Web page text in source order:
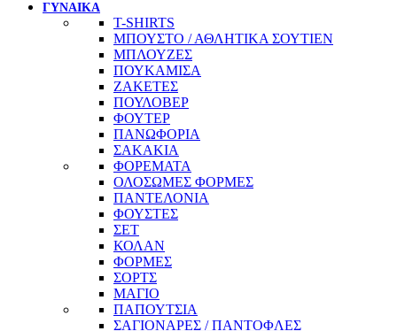
ΓΥΝΑΙΚΑ
T-SHIRTS
ΜΠΟΥΣΤΟ / ΑΘΛΗΤΙΚΑ ΣΟΥΤΙΕΝ
ΜΠΛΟΥΖΕΣ
ΠΟΥΚΑΜΙΣΑ
ΖΑΚΕΤΕΣ
ΠΟΥΛΟΒΕΡ
ΦΟΥΤΕΡ
ΠΑΝΩΦΟΡΙΑ
ΣΑΚΑΚΙΑ
ΦΟΡΕΜΑΤΑ
ΟΛΟΣΩΜΕΣ ΦΟΡΜΕΣ
ΠΑΝΤΕΛΟΝΙΑ
ΦΟΥΣΤΕΣ
ΣΕΤ
ΚΟΛΑΝ
ΦΟΡΜΕΣ
ΣΟΡΤΣ
ΜΑΓΙΟ
ΠΑΠΟΥΤΣΙΑ
ΣΑΓΙΟΝΑΡΕΣ / ΠΑΝΤΟΦΛΕΣ